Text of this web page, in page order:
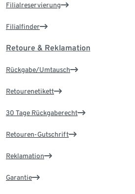
Filialreservierung
Filialfinder
Retoure & Reklamation
Rückgabe/Umtausch
Retourenetikett
30 Tage Rückgaberecht
Retouren-Gutschrift
Reklamation
Garantie